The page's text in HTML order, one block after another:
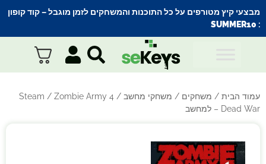
מבצעי קיץ מטורפים על כל התוכנות והמשחקים לזמן מוגבל – קוד קופון
:
SUMMER10
עמוד הבית / משחקים / משחקי מחשב /
Steam / Zombie Army 4
Dead War – למחשב